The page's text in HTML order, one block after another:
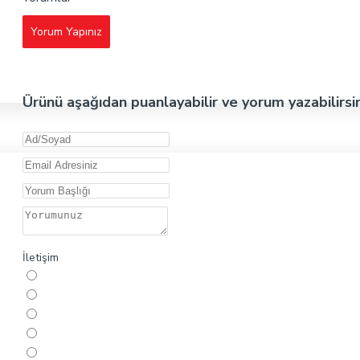
Yorum Yapınız
Ürünü aşağıdan puanlayabilir ve yorum
İletişim